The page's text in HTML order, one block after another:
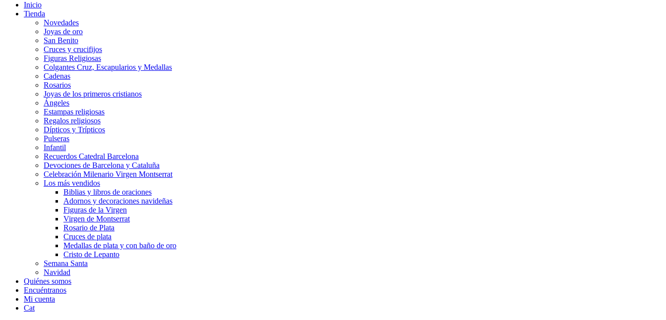
Inicio
Tienda
Novedades
Joyas de oro
San Benito
Cruces y crucifijos
Figuras Religiosas
Colgantes Cruz, Escapularios y Medallas
Cadenas
Rosarios
Joyas de los primeros cristianos
Ángeles
Estampas religiosas
Regalos religiosos
Dípticos y Trípticos
Pulseras
Infantil
Recuerdos Catedral Barcelona
Devociones de Barcelona y Cataluña
Celebración Milenario Virgen Montserrat
Los más vendidos
Biblias y libros de oraciones
Adornos y decoraciones navideñas
Figuras de la Virgen
Virgen de Montserrat
Rosario de Plata
Cruces de plata
Medallas de plata y con baño de oro
Cristo de Lepanto
Semana Santa
Navidad
Quiénes somos
Encuéntranos
Mi cuenta
Cat